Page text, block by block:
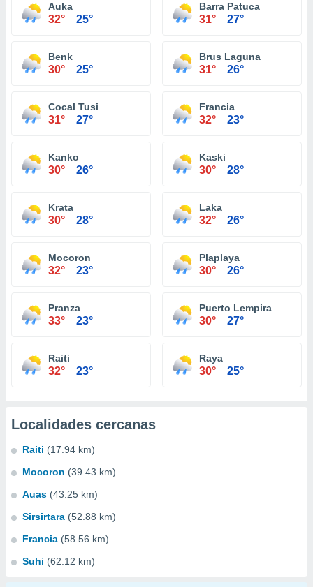
Auka
32° 25°
Barra Patuca
31° 27°
Benk
30° 25°
Brus Laguna
31° 26°
Cocal Tusi
31° 27°
Francia
32° 23°
Kanko
30° 26°
Kaski
30° 28°
Krata
30° 28°
Laka
32° 26°
Mocoron
32° 23°
Plaplaya
30° 26°
Pranza
33° 23°
Puerto Lempira
30° 27°
Raiti
32° 23°
Raya
30° 25°
Localidades cercanas
Raiti (17.94 km)
Mocoron (39.43 km)
Auas (43.25 km)
Sirsirtara (52.88 km)
Francia (58.56 km)
Suhi (62.12 km)